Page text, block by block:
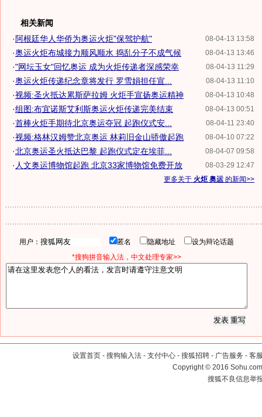
相关新闻
08-04-13 13:58
· 阿根廷华人华侨为奥运火炬"保驾护航"
08-04-13 13:46
·奥运火炬布城接力顺风顺水 捣乱分子不成气候
08-04-13 11:29
·"网坛玉女"回忆奥运 成为火炬传递者深感荣幸
08-04-13 11:10
·奥运火炬传递纪念章将发行 罗雪娟担任宣...
08-04-13 10:48
·视频:圣火抵达累斯萨拉姆 火炬手宣扬奥运精神
08-04-13 00:51
·组图:布宜诺斯艾利斯奥运火炬传递完美结束
08-04-11 23:40
·首棒火炬手期待北京奥运夺冠 起跑仪式安...
08-04-10 07:22
·视频:格林汉姆赞北京奥运 林莉旧金山骄傲起跑
08-04-07 09:58
·北京奥运圣火抵达巴黎 起跑仪式定在埃菲...
08-03-29 12:47
· 人文奥运博物馆起跑 北京33家博物馆免费开放
更多关于 火炬 奥运 的新闻>>
用户： 匿名 隐藏地址
设为辩论话题
*搜狗拼音输入法，中文处理专家>>
设置首页 - 搜狗输入法 - 支付中心 - 搜狐招聘 - 广告服务 - 客
Copyright©2016
搜狐不良信息举